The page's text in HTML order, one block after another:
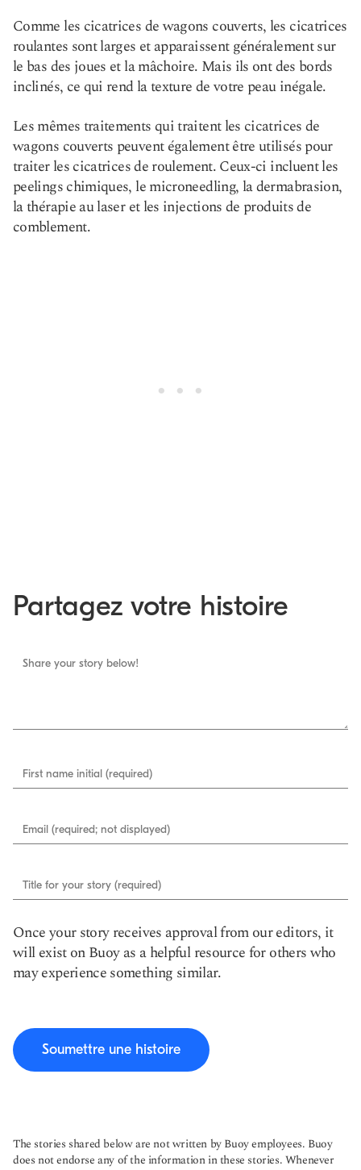
Comme les cicatrices de wagons couverts, les cicatrices
roulantes sont larges et apparaissent généralement sur
le bas des joues et la mâchoire. Mais ils ont des bords
inclinés, ce qui rend la texture de votre peau inégale.
Les mêmes traitements qui traitent les cicatrices de
wagons couverts peuvent également être utilisés pour
traiter les cicatrices de roulement. Ceux-ci incluent les
peelings chimiques, le microneedling, la dermabrasion,
la thérapie au laser et les injections de produits de
comblement.
Partagez votre histoire
Share your story below!
First name initial (required)
Email (required; not displayed)
Title for your story (required)
Once your story receives approval from our editors, it
will exist on Buoy as a helpful resource for others who
may experience something similar.
Soumettre une histoire
The stories shared below are not written by Buoy employees. Buoy
does not endorse any of the information in these stories. Whenever